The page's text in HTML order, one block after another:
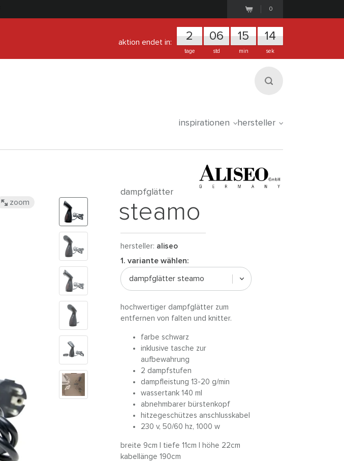
0
aktion endet in: 2
tage
06
std
15
min
14
sek
inspirationen hersteller
zoom
dampfglätter
steamo
hersteller: aliseo
1. variante wählen:
dampfglätter steamo
hochwertiger dampfglätter zum
entfernen von falten und knitter.
farbe schwarz
inklusive tasche zur
aufbewahrung
2 dampfstufen
dampfleistung 13-20 g/min
wassertank 140 ml
abnehmbarer bürstenkopf
hitzegeschützes anschlusskabel
230 v, 50/60 hz, 1000 w
breite 9cm | tiefe 11cm | höhe 22cm
kabellänge 190cm